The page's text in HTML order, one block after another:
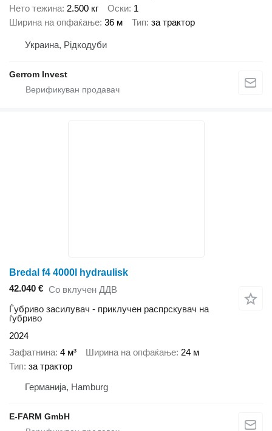
Нето тежина 2.500 кг Оски 1
Ширина на опфаќање 36 м Тип за трактор
Украина, Рідкодуби
Gerrom Invest
Bredal f4 4000l hydraulisk
42.040 € Со вклучен ДДВ
Ѓубриво засилувач - приклучен распрскувач на
ѓубриво
2024
Зафатнина 4 м³ Ширина на опфаќање 24 м
Тип за трактор
Германија, Hamburg
E-FARM GmbH